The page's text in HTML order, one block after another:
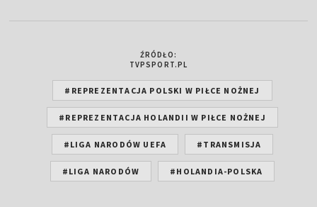
ŹRÓDŁO:
TVPSPORT.PL
#REPREZENTACJA POLSKI W PIŁCE NOŻNEJ
#REPREZENTACJA HOLANDII W PIŁCE NOŻNEJ
#LIGA NARODÓW UEFA #TRANSMISJA
#LIGA NARODÓW #HOLANDIA-POLSKA